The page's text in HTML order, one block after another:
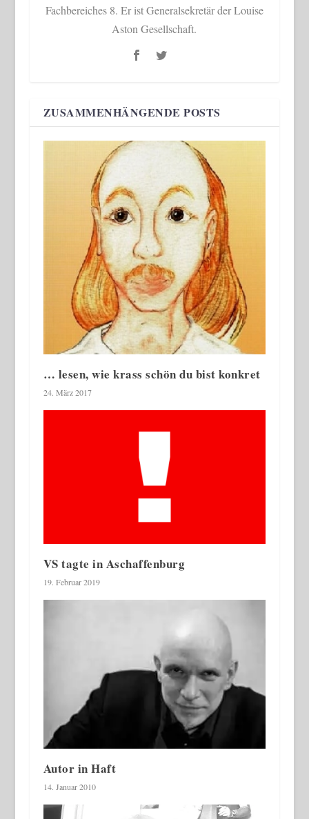
Fachbereiches 8. Er ist Generalsekretär der Louise
Aston Gesellschaft.
ZUSAMMENHÄNGENDE POSTS
… lesen, wie krass schön du bist konkret
24. März 2017
VS tagte in Aschaffenburg
19. Februar 2019
Autor in Haft
14. Januar 2010